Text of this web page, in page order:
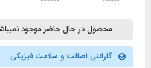
محصول در حال حاضر موجود نمیباشد
گارانتی اصالت و سلامت فیزیکی